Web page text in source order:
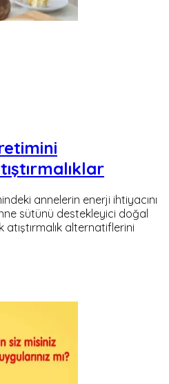
annelerin enerji ihtiyacını
sütünü destekleyici doğal
alternatiflerini